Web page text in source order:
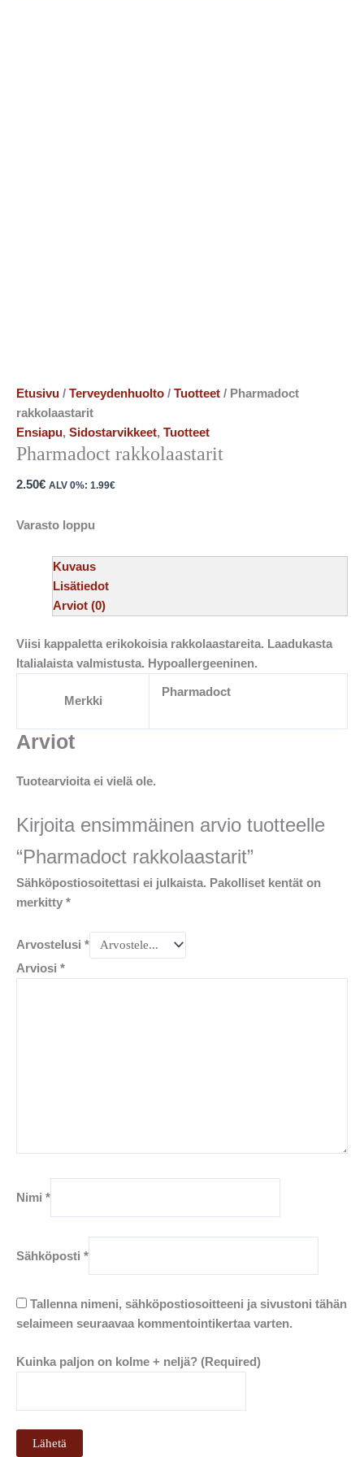
Etusivu / Terveydenhuolto / Tuotteet / Pharmadoct
rakkolaastarit
Ensiapu, Sidostarvikkeet, Tuotteet
Pharmadoct rakkolaastarit
2.50€ ALV 0%: 1.99€
Varasto loppu
Kuvaus
Lisätiedot
Arviot (0)
Viisi kappaletta erikokoisia rakkolaastareita. Laadukasta
Italialaista valmistusta. Hypoallergeeninen.
Merkki
Pharmadoct
Arviot
Tuotearvioita ei vielä ole.
Kirjoita ensimmäinen arvio tuotteelle
“Pharmadoct rakkolaastarit”
Sähköpostiosoitettasi ei julkaista. Pakolliset kentät on
merkitty *
Arvostelusi *
Arviosi *
Nimi *
Sähköposti *
Tallenna nimeni, sähköpostiosoitteeni ja sivustoni tähän
selaimeen seuraavaa kommentointikertaa varten.
Kuinka paljon on kolme + neljä? (Required)